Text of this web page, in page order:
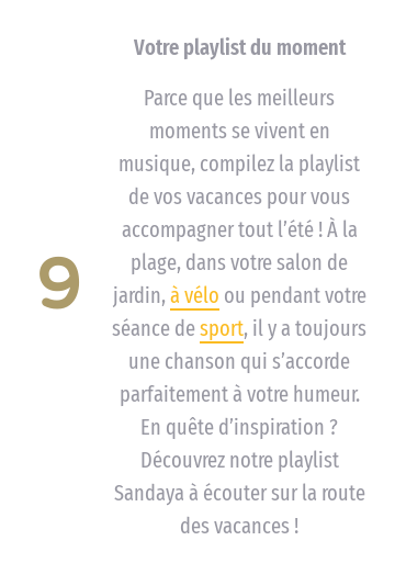
9
Votre playlist du moment
Parce que les meilleurs
moments se vivent en
musique, compilez la playlist
de vos vacances pour vous
accompagner tout l’été ! À la
plage, dans votre salon de
jardin,à vélo ou pendant votre
séance desport, il y a toujours
une chanson qui s’accorde
parfaitement à votre humeur.
En quête d’inspiration ?
Découvrez notre playlist
Sandaya à écouter sur la route
des vacances !